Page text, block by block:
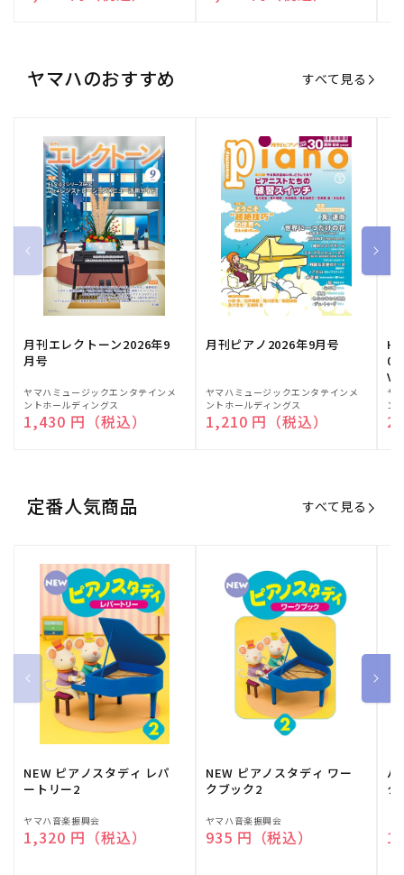
ヤマハのおすすめ すべて見る
月刊エレクトーン2026年9
月号
販
売
元:
ヤマハミュージックエンタテインメ
ントホールディングス
通常価格
1,430 円（税込）
月刊ピアノ2026年9月号
販
売
元:
ヤマハミュージックエンタテインメ
ントホールディングス
通常価格
1,210 円（税込）
販
売
元:
ヤ
ン
定番人気商品 すべて見る
NEW ピアノスタディ レパ
ートリー2
販
売
ヤマハ音楽振興会
通常価格
1,320 円（税込）
NEW ピアノスタディ ワー
クブック2
販
売
ヤマハ音楽振興会
通常価格
935 円（税込）
バ
ク
売